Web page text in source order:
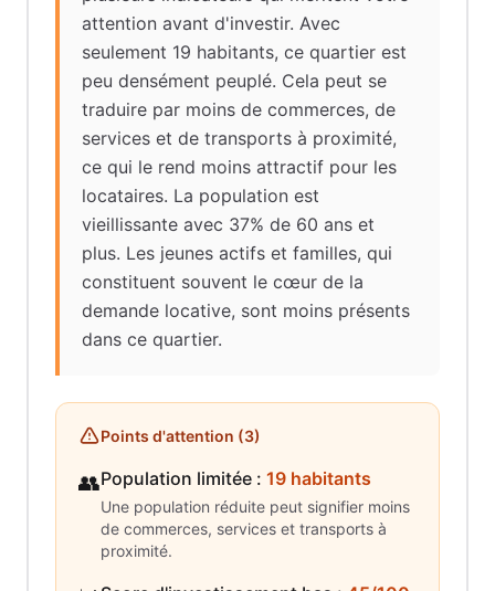
attention avant d'investir. Avec
seulement 19 habitants, ce quartier est
peu densément peuplé. Cela peut se
traduire par moins de commerces, de
services et de transports à proximité,
ce qui le rend moins attractif pour les
locataires. La population est
vieillissante avec 37% de 60 ans et
plus. Les jeunes actifs et familles, qui
constituent souvent le cœur de la
demande locative, sont moins présents
dans ce quartier.
Points d'attention (3)
👥Population limitée : 19 habitants
Une population réduite peut signifier moins
de commerces, services et transports à
proximité.